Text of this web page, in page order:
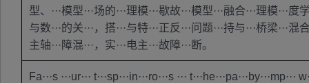
型、···模型···场的···理模···歇故···模型···融合···理模···度
与数···的关···，搭···与特···正反···问题···持与···桥梁···混
主轴···障混···，实···电主···故障···断。
Fa···s ···ur··· t···sp···in···ro···s ··· t···he···pa···by···mp···